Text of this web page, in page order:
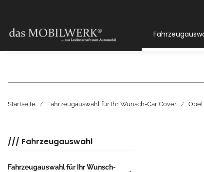
Startseite Fahrzeugauswahl für Ihr Wunsch-Car Cover Opel
/// Fahrzeugauswahl
Fahrzeugauswahl für Ihr Wunsch-